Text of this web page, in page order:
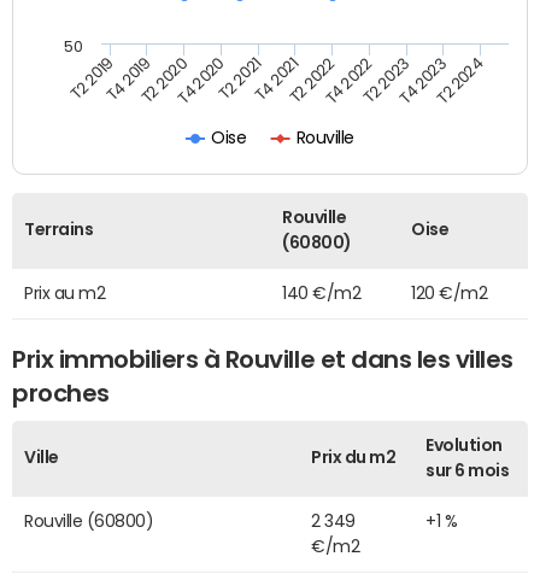
Oise Rouville
T2 2019T4 2019T2 2020T4 2020T2 2021T4 2021T2 2022T4 2022T2 2023T4 2023T2 2024
50
Terrains
Rouville
(60800)
Oise
Prix au m2 140 €/m2 120 €/m2
Prix immobiliers à Rouville et dans les villes
proches
Ville Prix du m2
Evolution
sur 6 mois
Rouville (60800)
2 349
€/m2
+1 %